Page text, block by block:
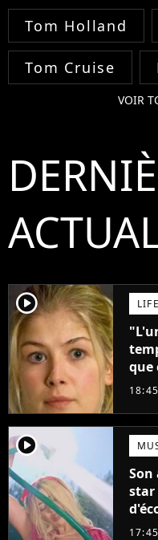
Tom Holland
Tom Cruise
VOIR
player2
que
18:45
player2
Son
star
17:45